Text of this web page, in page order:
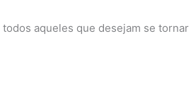
aqueles que desejam se tornar